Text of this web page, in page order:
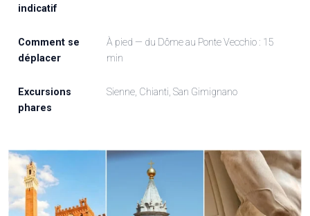
indicatif
Comment se
déplacer
À pied — du Dôme au Ponte Vecchio : 15
min
Excursions
phares
Sienne, Chianti, San Gimignano